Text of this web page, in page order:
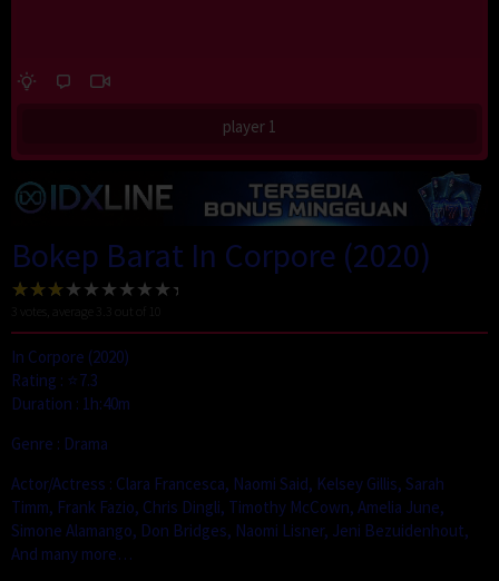
player 1
Bokep Barat In Corpore (2020)
votes, average
In Corpore (2020)
Rating : ⭐7.3
Duration : 1h:40m
Genre : Drama
Actor/Actress : Clara Francesca, Naomi Said, Kelsey Gillis, Sarah
Timm, Frank Fazio, Chris Dingli, Timothy McCown, Amelia June,
Simone Alamango, Don Bridges, Naomi Lisner, Jeni Bezuidenhout,
And many more…